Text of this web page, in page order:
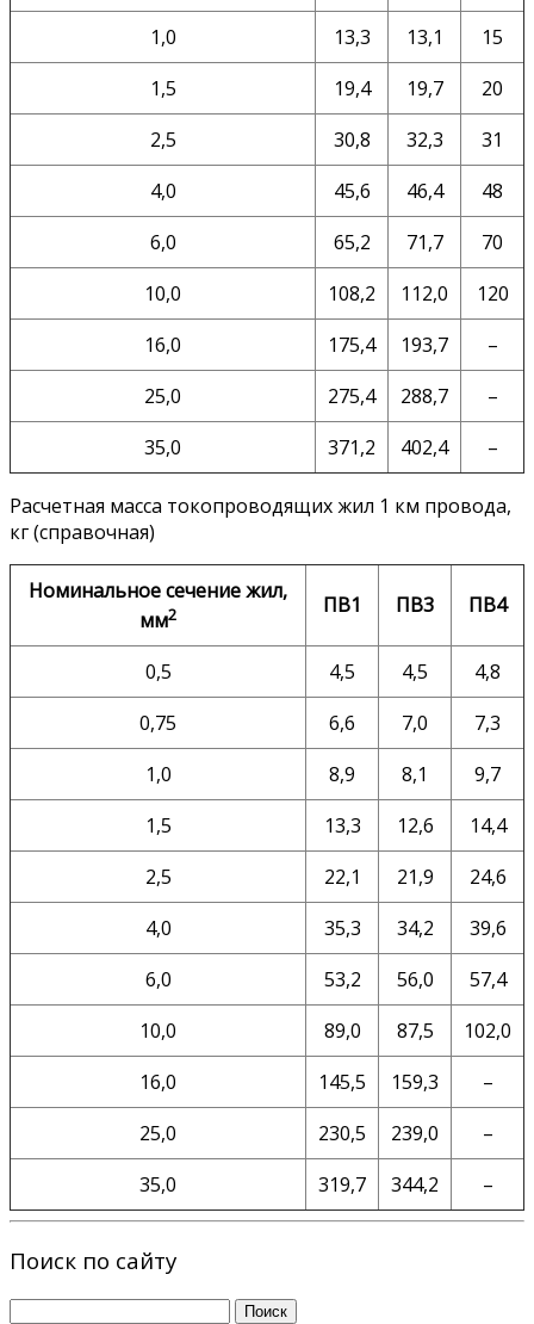
1,0
13,3 13,1
15
1,5
19,4 19,7
20
2,5
30,8 32,3
31
4,0
45,6 46,4
48
6,0
65,2 71,7
70
10,0
108,2 112,0
120
16,0
175,4 193,7
–
25,0
275,4 288,7
–
35,0
371,2 402,4 –
Расчетная масса токопроводящих жил 1 км провода,
кг (справочная)
Номинальное сечение жил,
мм2 ПВ1 ПВ3 ПВ4
0,5 4,5 4,5
4,8
0,75
6,6 7,0
7,3
1,0
8,9 8,1
9,7
1,5
13,3 12,6
14,4
2,5
22,1 21,9
24,6
4,0
35,3 34,2
39,6
6,0
53,2 56,0
57,4
10,0
89,0 87,5
102,0
16,0
145,5 159,3
–
25,0
230,5 239,0
–
35,0
319,7 344,2 –
Поиск по сайту
Найти: